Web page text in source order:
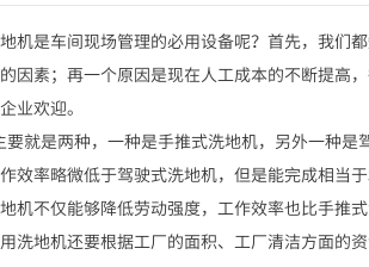
机是车间现场管理的必用设备呢？首先，我们
因素；再一个原因是现在人工成本的不断提高
业欢迎。
就是两种，一种是手推式洗地机，另外一种是
效率略微低于驾驶式洗地机，但是能完成相当
机不仅能够降低劳动强度，工作效率也比手推
洗地机还要根据工厂的面积、工厂清洁方面的资